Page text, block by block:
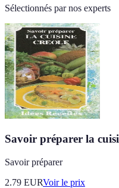
Sélectionnés par nos experts
Savoir préparer la
Savoir préparer
2.79 EURVoir le prix